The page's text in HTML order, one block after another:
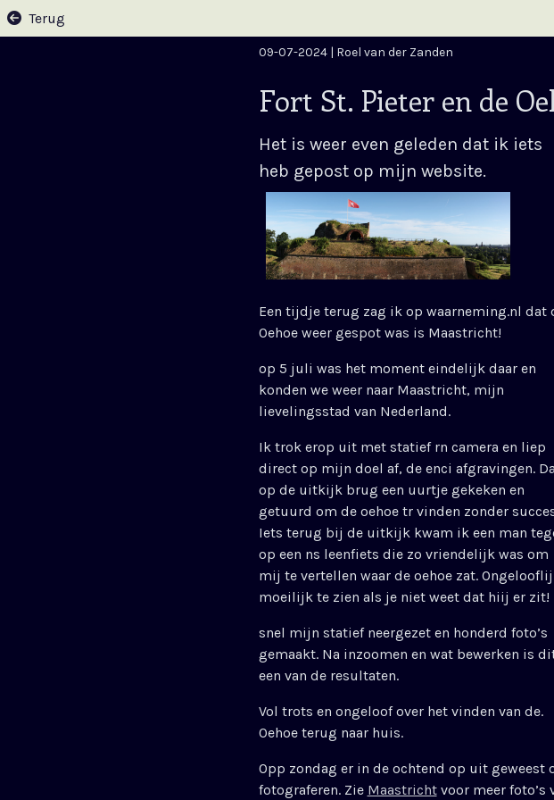
Terug
09-07-2024| Roel van der Zanden
Fort St. Pieter en de
Het is weer even geleden dat ik iets
heb gepost op mijn website.
Een tijdje terug zag ik op waarneming.nl dat
Oehoe weer gespot was is Maastricht!
op 5 juli was het moment eindelijk daar en
konden we weer naar Maastricht, mijn
lievelingsstad van Nederland.
Ik trok erop uit met statief rn camera en liep
direct op mijn doel af, de enci afgravingen.
op de uitkijk brug een uurtje gekeken en
getuurd om de oehoe tr vinden zonder
Iets terug bij de uitkijk kwam ik een man
op een ns leenfiets die zo vriendelijk was om
mij te vertellen waar de oehoe zat.
moeilijk te zien als je niet weet dat hiij er zit!
snel mijn statief neergezet en honderd foto’s
gemaakt. Na inzoomen en wat bewerken is
een van de resultaten.
Vol trots en ongeloof over het vinden van de.
Oehoe terug naar huis.
Opp zondag er in de ochtend op uit geweest
fotograferen. Zie Maastrichtvoor meer foto’s